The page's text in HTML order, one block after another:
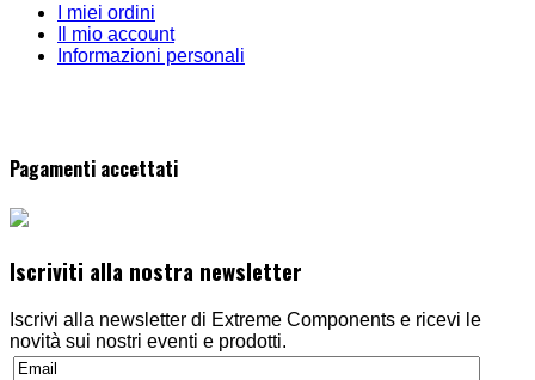
I miei ordini
Il mio account
Informazioni personali
Pagamenti accettati
Iscriviti alla nostra newsletter
Iscrivi alla newsletter di Extreme Components e ricevi le
novità sui nostri eventi e prodotti.